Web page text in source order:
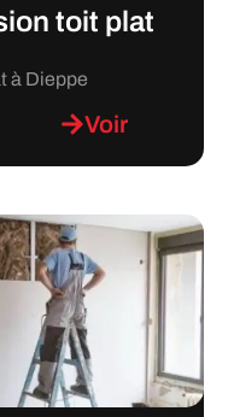
toit plat
à Dieppe
Voir